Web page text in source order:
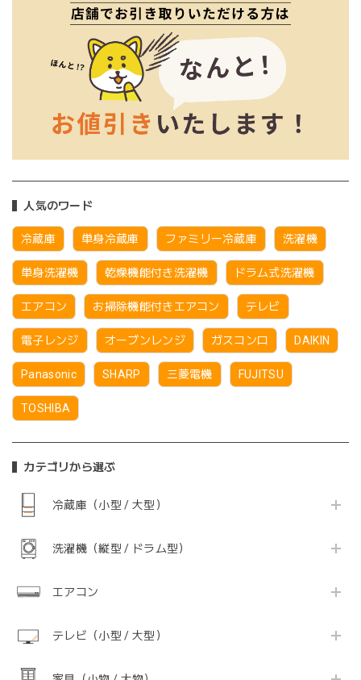
人気のワード
冷蔵庫 単身冷蔵庫 ファミリー冷蔵庫 洗濯機
単身洗濯機 乾燥機能付き洗濯機 ドラム式洗濯機
エアコン お掃除機能付きエアコン テレビ
電子レンジ オーブンレンジ ガスコンロ DAIKIN
Panasonic SHARP 三菱電機 FUJITSU
TOSHIBA
カテゴリから選ぶ
冷蔵庫（小型 / 大型）
洗濯機（縦型 / ドラム型）
エアコン
テレビ（小型 / 大型）